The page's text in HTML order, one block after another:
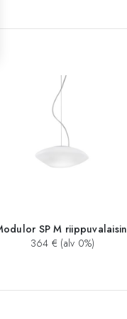
SP M riippuvalaisin
364 € (alv 0%)